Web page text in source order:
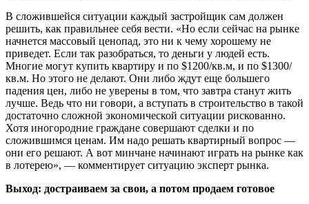
В сложившейся ситуации каждый застройщик сам должен
решить, как правильнее себя вести. «Но если сейчас на рынке
начнется массовый ценопад, это ни к чему хорошему не
приведет. Если так разобраться, то деньги у людей есть.
Многие могут купить квартиру и по $1200/кв.м, и по $1300/
кв.м. Но этого не делают. Они либо ждут еще большего
падения цен, либо не уверены в том, что завтра станут жить
лучше. Ведь что ни говори, а вступать в строительство в такой
достаточно сложной экономической ситуации рискованно.
Хотя иногородние граждане совершают сделки и по
сложившимся ценам. Им надо решать квартирный вопрос —
они его решают. А вот минчане начинают играть на рынке как
в лотерею», — комментирует ситуацию эксперт рынка.
Выход: достраиваем за свои, а потом продаем готовое